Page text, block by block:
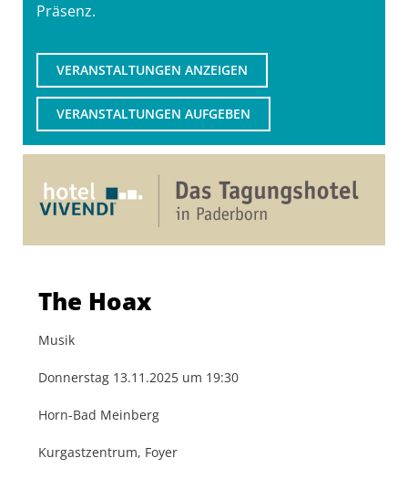
Präsenz.
VERANSTALTUNGEN ANZEIGEN
VERANSTALTUNGEN AUFGEBEN
The Hoax
Musik
Donnerstag 13.11.2025 um 19:30
Horn-Bad Meinberg
Kurgastzentrum, Foyer